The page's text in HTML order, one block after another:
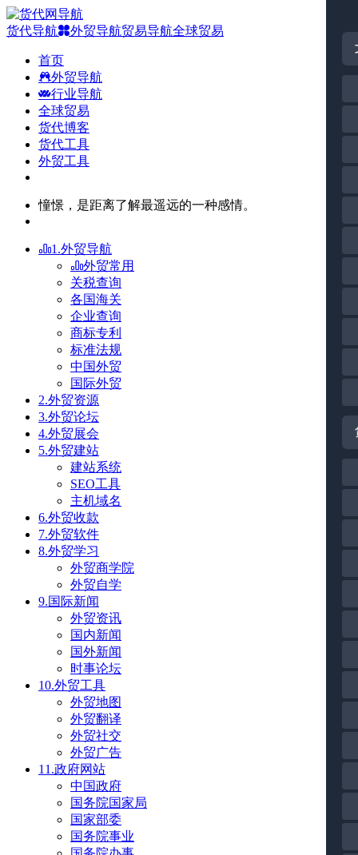
货代导航 外贸导航贸易导航全球贸易
首页
外贸导航
行业导航
全球贸易
货代博客
货代工具
外贸工具
憧憬，是距离了解最遥远的一种感情。
1.外贸导航
外贸常用
关税查询
各国海关
企业查询
商标专利
标准法规
中国外贸
国际外贸
2.外贸资源
3.外贸论坛
4.外贸展会
5.外贸建站
建站系统
SEO工具
主机域名
6.外贸收款
7.外贸软件
8.外贸学习
外贸商学院
外贸自学
9.国际新闻
外贸资讯
国内新闻
国外新闻
时事论坛
10.外贸工具
外贸地图
外贸翻译
外贸社交
外贸广告
11.政府网站
中国政府
国务院国家局
国家部委
国务院事业